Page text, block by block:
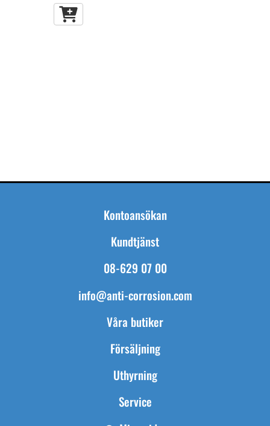
Kontoansökan
Kundtjänst
08-629 07 00
info@anti-corrosion.com
Våra butiker
Försäljning
Uthyrning
Service